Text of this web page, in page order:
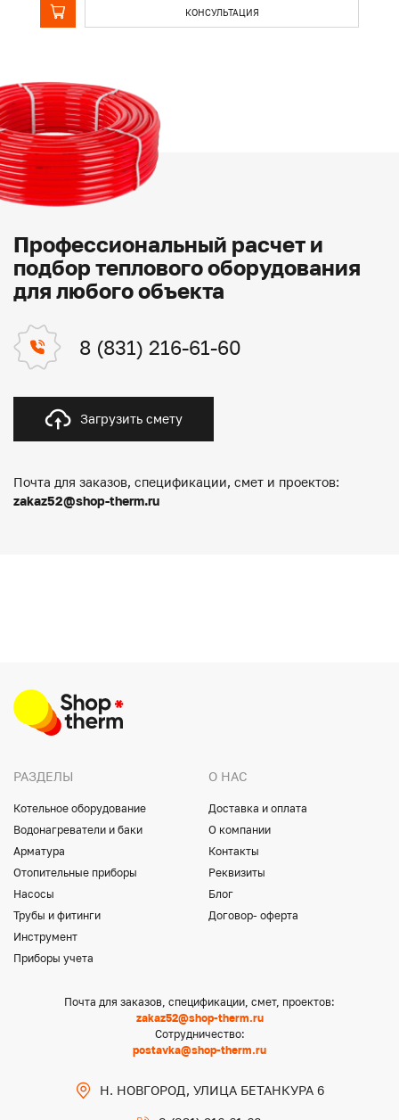
КОНСУЛЬТАЦИЯ
Профессиональный расчет и
подбор теплового оборудования
для любого объекта
8 (831) 216-61-60
Загрузить смету
Почта для заказов, спецификации, смет и проектов:
zakaz52@shop-therm.ru
РАЗДЕЛЫ
Котельное оборудование
Водонагреватели и баки
Арматура
Отопительные приборы
Насосы
Трубы и фитинги
Инструмент
Приборы учета
О НАС
Доставка и оплата
О компании
Контакты
Реквизиты
Блог
Договор- оферта
Почта для заказов, спецификации, смет, проектов:
zakaz52@shop-therm.ru
Сотрудничество:
postavka@shop-therm.ru
Н. НОВГОРОД, УЛИЦА БЕТАНКУРА 6